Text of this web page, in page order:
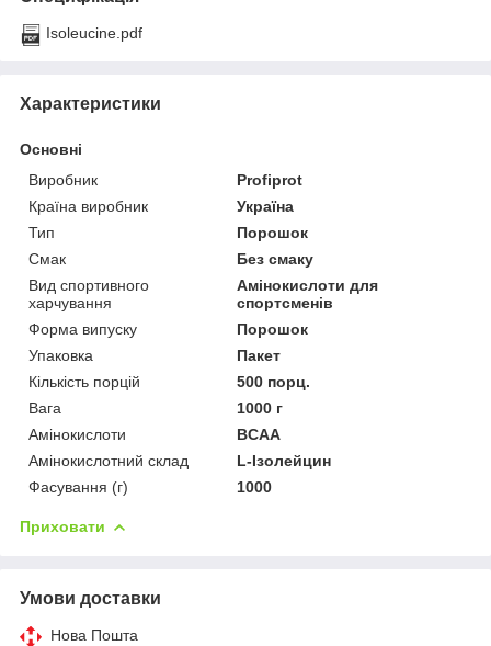
Isoleucine.pdf
Характеристики
Основні
Виробник
Profiprot
Країна виробник
Україна
Тип
Порошок
Смак
Без смаку
Вид спортивного
харчування
Амінокислоти для
спортсменів
Форма випуску
Порошок
Упаковка
Пакет
Кількість порцій
500 порц.
Вага
1000 г
Амінокислоти
BCAA
Амінокислотний склад
L-Ізолейцин
Фасування (г)
1000
Приховати
Умови доставки
Нова Пошта